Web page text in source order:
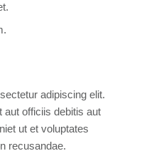
adipiscing elit.
aut officiis debitis aut
ut et voluptates
recusandae.